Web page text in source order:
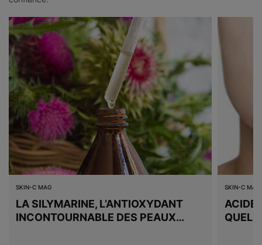
SKIN-C MAG
LA SILYMARINE, L’ANTIOXYDANT
INCONTOURNABLE DES PEAUX
SKIN-C MAG
ACIDE